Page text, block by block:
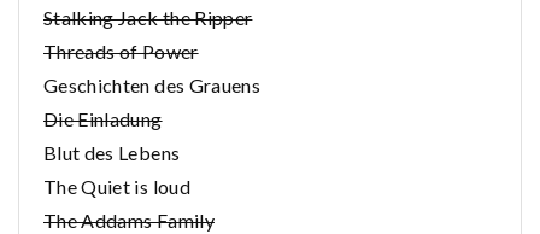
Stalking Jack the Ripper
Threads of Power
Geschichten des Grauens
Die Einladung
Blut des Lebens
The Quiet is loud
The Addams Family